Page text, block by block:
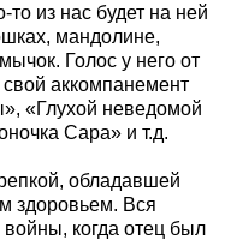
то из нас будет на ней
мандолине,
Голос у него от
аккомпанемент
«Глухой неведомой
Сара» и т.д.
обладавшей
здоровьем. Вся
когда отец был